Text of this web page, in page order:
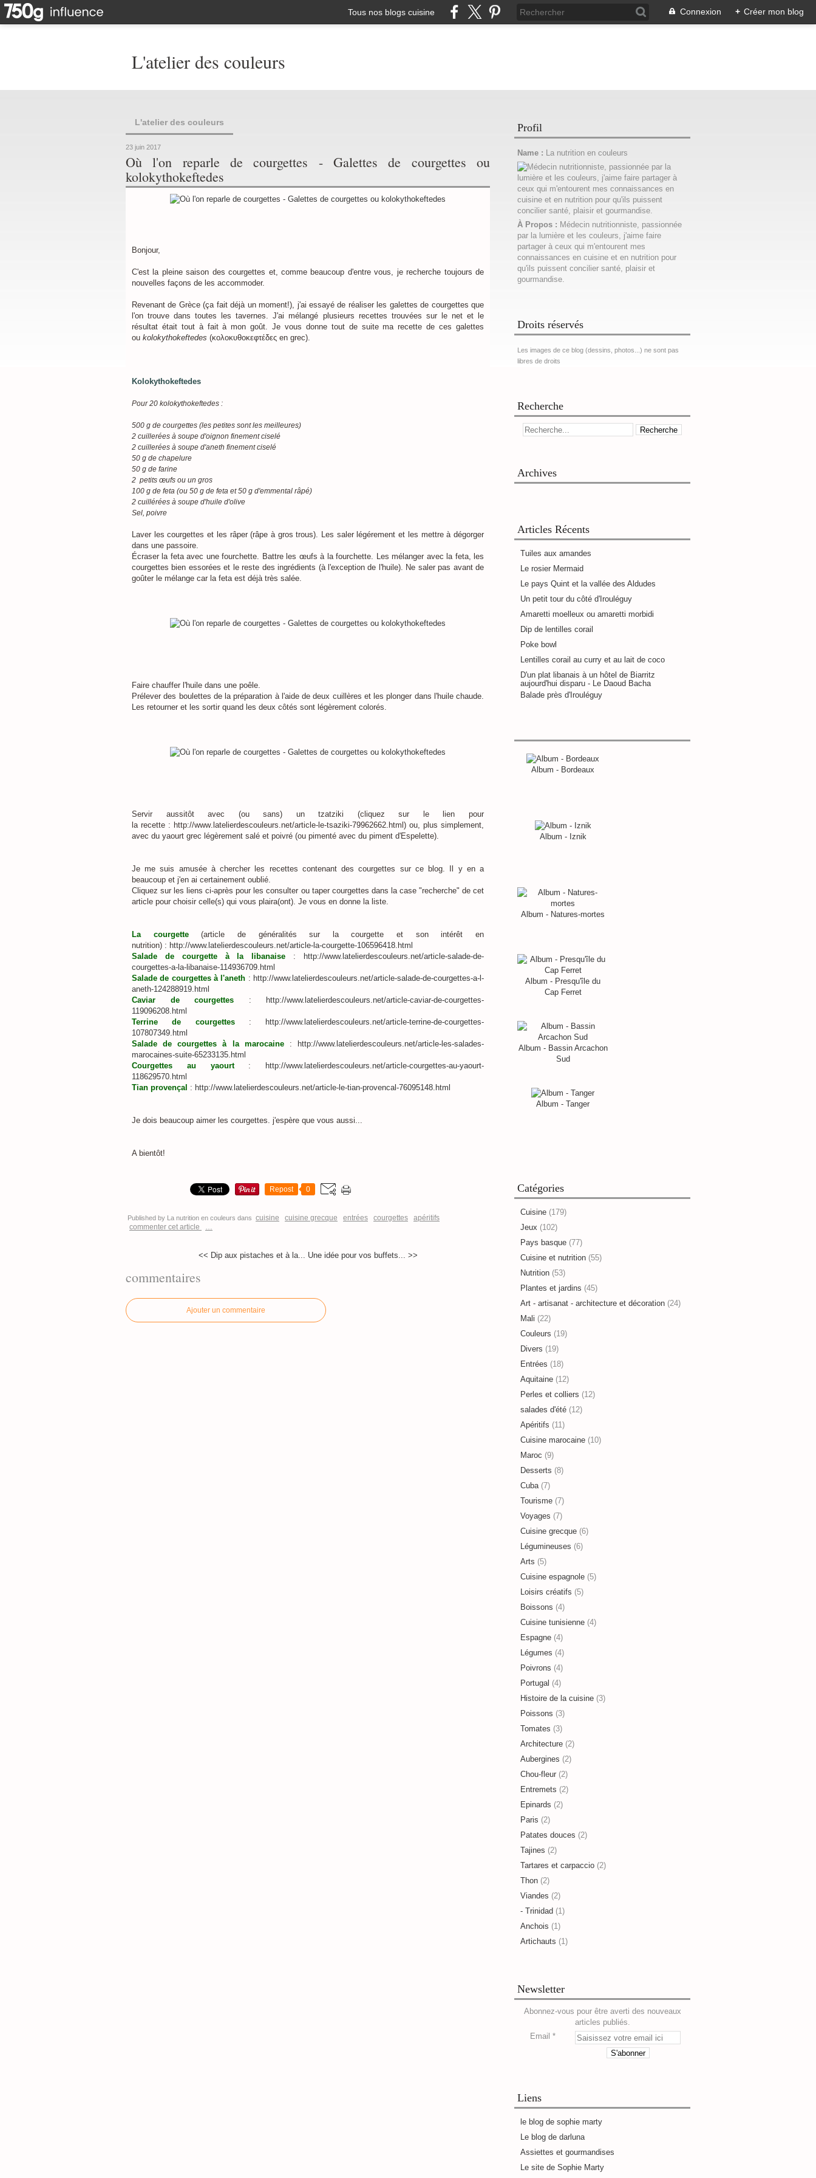
Tous nos blogs cuisine Connexion + Créer mon blog
L'atelier des couleurs
L'atelier des couleurs
23 juin 2017
Où l'on reparle de courgettes - Galettes de courgettes ou
kolokythokeftedes
Bonjour,
C'est la pleine saison des courgettes et, comme beaucoup d'entre vous, je recherche toujours de
nouvelles façons de les accommoder.
Revenant de Grèce (ça fait déjà un moment!), j'ai essayé de réaliser les galettes de courgettes que
l'on trouve dans toutes les tavernes. J'ai mélangé plusieurs recettes trouvées sur le net et le
résultat était tout à fait à mon goût. Je vous donne tout de suite ma recette de ces galettes
ou kolokythokeftedes (κολοκυθοκεφτέδες en grec).
Kolokythokeftedes
Pour 20 kolokythokeftedes :
500 g de courgettes (les petites sont les meilleures)
2 cuillerées à soupe d'oignon finement ciselé
2 cuillerées à soupe d'aneth finement ciselé
50 g de chapelure
50 g de farine
2 petits œufs ou un gros
100 g de feta (ou 50 g de feta et 50 g d'emmental râpé)
2 cuillérées à soupe d'huile d'olive
Sel, poivre
Laver les courgettes et les râper (râpe à gros trous). Les saler légérement et les mettre à dégorger
dans une passoire.
Écraser la feta avec une fourchette. Battre les œufs à la fourchette. Les mélanger avec la feta, les
courgettes bien essorées et le reste des ingrédients (à l'exception de l'huile). Ne saler pas avant de
goûter le mélange car la feta est déjà très salée.
Faire chauffer l'huile dans une poêle.
Prélever des boulettes de la préparation à l'aide de deux cuillères et les plonger dans l'huile chaude.
Les retourner et les sortir quand les deux côtés sont légèrement colorés.
Servir aussitôt avec (ou sans) un tzatziki (cliquez sur le lien pour
la recette : http://www.latelierdescouleurs.net/article-le-tsaziki-79962662.html) ou, plus simplement,
avec du yaourt grec légèrement salé et poivré (ou pimenté avec du piment d'Espelette).
Je me suis amusée à chercher les recettes contenant des courgettes sur ce blog. Il y en a
beaucoup et j'en ai certainement oublié.
Cliquez sur les liens ci-après pour les consulter ou taper courgettes dans la case "recherche" de cet
article pour choisir celle(s) qui vous plaira(ont). Je vous en donne la liste.
La courgette(article de généralités sur la courgette et son intérêt en
nutrition) : http://www.latelierdescouleurs.net/article-la-courgette-106596418.html
Salade de courgette à la libanaise :
http://www.latelierdescouleurs.net/article-salade-de-
courgettes-a-la-libanaise-114936709.html
Salade de courgettes à l'aneth : http://www.latelierdescouleurs.net/article-salade-de-courgettes-a-l-
aneth-124288919.html
Caviar de courgettes :
http://www.latelierdescouleurs.net/article-caviar-de-courgettes-
119096208.html
Terrine de courgettes:
http://www.latelierdescouleurs.net/article-terrine-de-courgettes-
107807349.html
Salade de courgettes à la marocaine:
http://www.latelierdescouleurs.net/article-les-salades-
marocaines-suite-65233135.html
Courgettes au yaourt:
http://www.latelierdescouleurs.net/article-courgettes-au-yaourt-
118629570.html
Tian provençal : http://www.latelierdescouleurs.net/article-le-tian-provencal-76095148.html
Je dois beaucoup aimer les courgettes. j'espère que vous aussi...
A bientôt!
Repost 0
Published by La nutrition en couleurs dans cuisine cuisine grecque entrées courgettes
apéritifs
commenter cet article
…
<< Dip aux pistaches et à la... Une idée pour vos buffets... >>
commentaires
Ajouter un commentaire
Profil
Name : La nutrition en couleurs
À Propos : Médecin nutritionniste, passionnée
par la lumière et les couleurs, j'aime faire
partager à ceux qui m'entourent mes
connaissances en cuisine et en nutrition pour
qu'ils puissent concilier santé, plaisir et
gourmandise.
Droits réservés
Les images de ce blog (dessins, photos...) ne sont pas
libres de droits
Recherche
Archives
Articles Récents
Tuiles aux amandes
Le rosier Mermaid
Le pays Quint et la vallée des Aldudes
Un petit tour du côté d'Irouléguy
Amaretti moelleux ou amaretti morbidi
Dip de lentilles corail
Poke bowl
Lentilles corail au curry et au lait de coco
D'un plat libanais à un hôtel de Biarritz
aujourd'hui disparu - Le Daoud Bacha
Balade près d'Irouléguy
Album - Bordeaux
Album - Iznik
Album - Natures-mortes
Album - Presqu'île du
Cap Ferret
Album - Bassin Arcachon
Sud
Album - Tanger
Catégories
Cuisine (179)
Jeux (102)
Pays basque (77)
Cuisine et nutrition (55)
Nutrition (53)
Plantes et jardins (45)
Art - artisanat - architecture et décoration (24)
Mali (22)
Couleurs (19)
Divers (19)
Entrées (18)
Aquitaine (12)
Perles et colliers (12)
salades d'été (12)
Apéritifs (11)
Cuisine marocaine (10)
Maroc (9)
Desserts (8)
Cuba(7)
Tourisme (7)
Voyages (7)
Cuisine grecque (6)
Légumineuses (6)
Arts (5)
Cuisine espagnole (5)
Loisirs créatifs (5)
Boissons (4)
Cuisine tunisienne (4)
Espagne (4)
Légumes (4)
Poivrons (4)
Portugal (4)
Histoire de la cuisine (3)
Poissons (3)
Tomates (3)
Architecture (2)
Aubergines (2)
Chou-fleur (2)
Entremets (2)
Epinards (2)
Paris (2)
Patates douces (2)
Tajines (2)
Tartares et carpaccio (2)
Thon (2)
Viandes (2)
- Trinidad (1)
Anchois (1)
Artichauts (1)
Newsletter
Abonnez-vous pour être averti des nouveaux
articles publiés.
Email
Liens
le blog de sophie marty
Le blog de darluna
Assiettes et gourmandises
Le site de Sophie Marty